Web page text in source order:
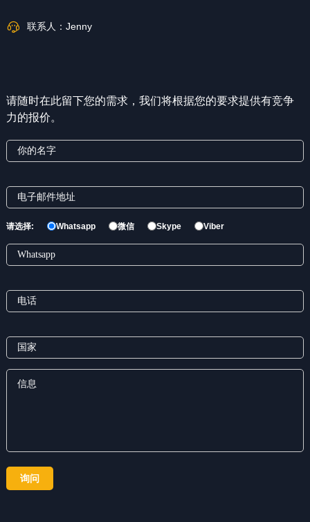
联系人： Jenny
请随时在此留下您的需求，我们将根据您的要求提供有竞争
力的报价。
请选择: Whatsapp 微信 Skype Viber